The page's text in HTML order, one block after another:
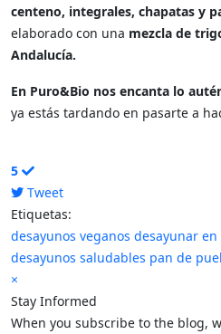
centeno, integrales, chapatas y
elaborado con una mezcla de
Andalucía.
En Puro&Bio nos encanta lo
ya estás tardando en pasarte a
5
Tweet
pinterest
Etiquetas:
desayunos veganos desayunar en
desayunos saludables pan de
×
Stay Informed
When you subscribe to the blog,